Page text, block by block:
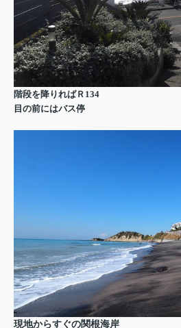
階段を降りればＲ134
目の前にはバス停
現地からすぐの関根海岸